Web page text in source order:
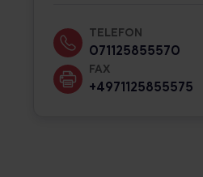
TELEFON
071125855570
FAX
+4971125855575